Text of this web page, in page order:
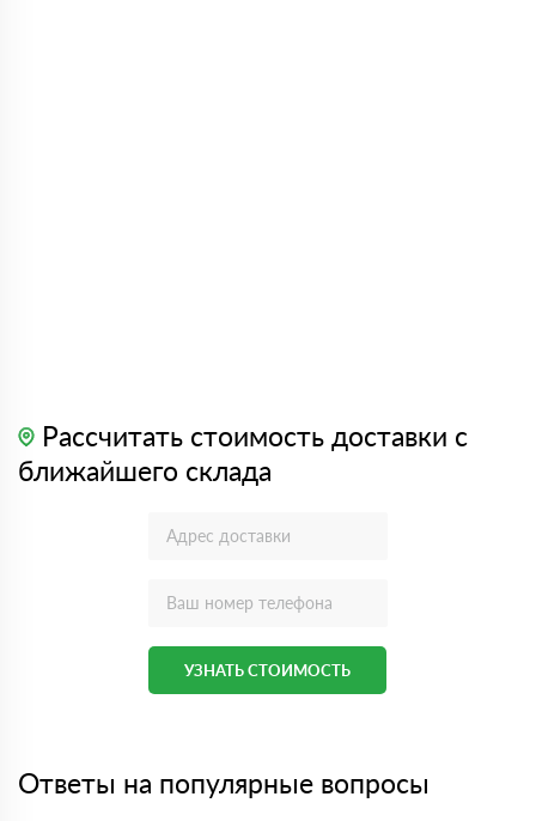
Рассчитать стоимость доставки с
ближайшего склада
УЗНАТЬ СТОИМОСТЬ
Ответы на популярные вопросы